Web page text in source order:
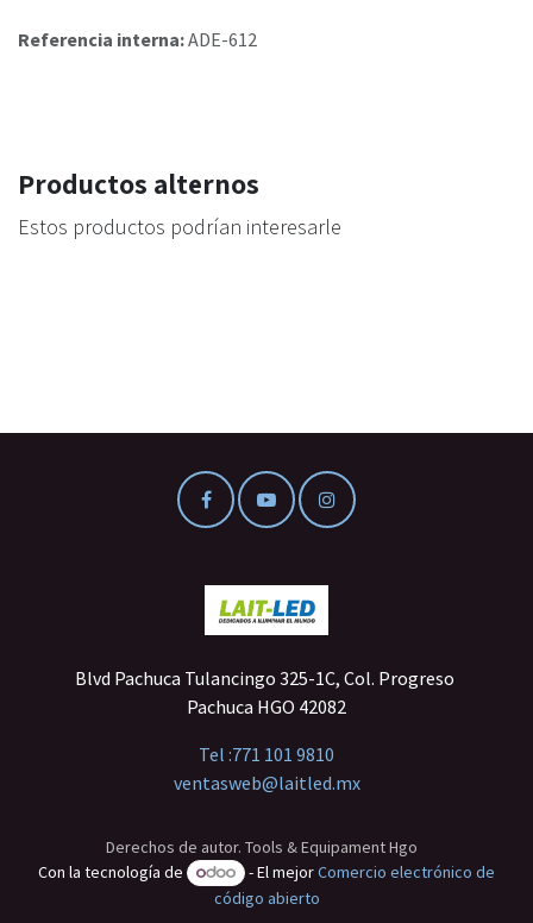
Referencia interna:ADE-612
Productos alternos
Estos productos podrían interesarle
Blvd Pachuca Tulancingo 325-1C, Col. Progreso
Pachuca HGO 42082
Tel :771 101 9810
ventasweb@laitled.mx
Derechos de autor. Tools & Equipament Hgo
Con la tecnología de
- El mejorComercio electrónico de
código abierto